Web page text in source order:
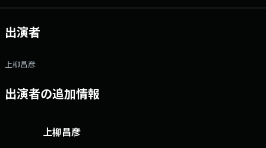
出演者
上柳昌彦
出演者の追加情報
上柳昌彦